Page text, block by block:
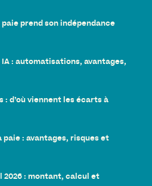
prend son indépendance
: automatisations, avantages,
: d’où viennent les écarts à
: avantages, risques et
2026 : montant, calcul et